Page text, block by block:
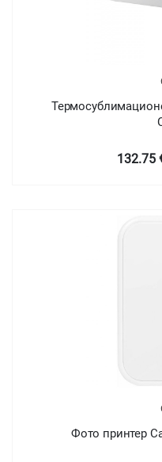
132.75
Фото принтер